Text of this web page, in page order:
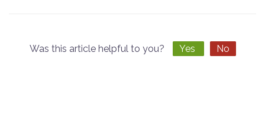
Was this article helpful to you? Yes No